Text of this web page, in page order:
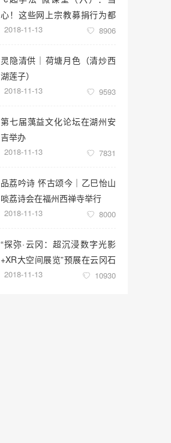
心！这些网上宗教募捐行为都
是违法的
2018-11-13 8906
灵隐清供｜​荷塘月色（清炒西
湖莲子）
2018-11-13 9593
第七届蕅益文化论坛在湖州安
吉举办
2018-11-13 7831
品荔吟诗 怀古颂今｜乙巳怡山
啖荔诗会在福州西禅寺举行
2018-11-13 8000
“探弥·云冈：超沉浸数字光影
+XR大空间展览”预展在云冈石
窟云冈美术馆启幕
2018-11-13 10930